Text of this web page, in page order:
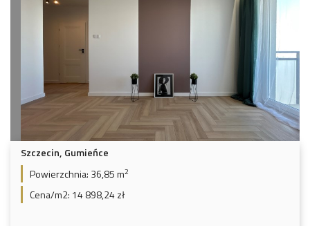
Szczecin, Gumieńce
Powierzchnia: 36,85 m2
Cena/m2: 14 898,24 zł